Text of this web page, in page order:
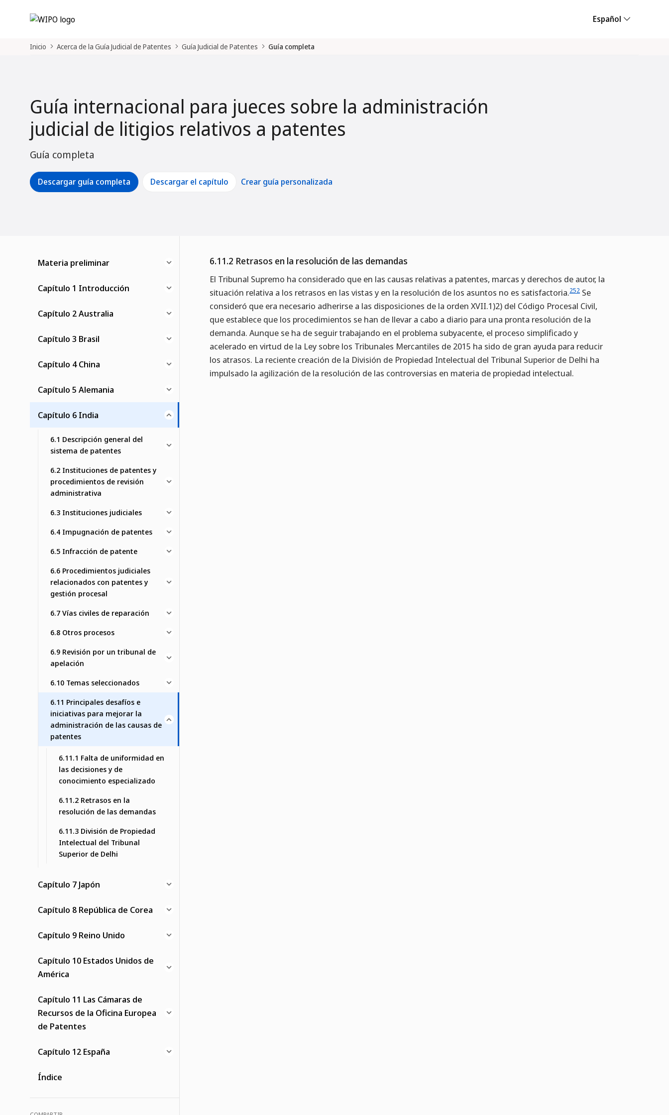
Español
Inicio Acerca de la Guía Judicial de Patentes Guía Judicial de Patentes Guía completa
Guía internacional para jueces sobre la administración
judicial de litigios relativos a patentes
Guía completa
Descargar guía completa Descargar el capítulo Crear guía personalizada
Materia preliminar
Capítulo 1 Introducción
Capítulo 2 Australia
Capítulo 3 Brasil
Capítulo 4 China
Capítulo 5 Alemania
Capítulo 6 India
6.1 Descripción general del
sistema de patentes
6.2 Instituciones de patentes y
procedimientos de revisión
administrativa
6.3 Instituciones judiciales
6.4 Impugnación de patentes
6.5 Infracción de patente
6.6 Procedimientos judiciales
relacionados con patentes y
gestión procesal
6.7 Vías civiles de reparación
6.8 Otros procesos
6.9 Revisión por un tribunal de
apelación
6.10 Temas seleccionados
6.11 Principales desafíos e
iniciativas para mejorar la
administración de las causas de
patentes
6.11.1 Falta de uniformidad en
las decisiones y de
conocimiento especializado
6.11.2 Retrasos en la
resolución de las demandas
6.11.3 División de Propiedad
Intelectual del Tribunal
Superior de Delhi
Capítulo 7 Japón
Capítulo 8 República de Corea
Capítulo 9 Reino Unido
Capítulo 10 Estados Unidos de
América
Capítulo 11 Las Cámaras de
Recursos de la Oficina Europea
de Patentes
Capítulo 12 España
Índice
6.11.2 Retrasos en la resolución de las demandas
El Tribunal Supremo ha considerado que en las causas relativas a patentes, marcas y derechos de autor, la
situación relativa a los retrasos en las vistas y en la resolución de los asuntos no es satisfactoria.252 Se
consideró que era necesario adherirse a las disposiciones de la orden XVII.1)2) del Código Procesal Civil,
que establece que los procedimientos se han de llevar a cabo a diario para una pronta resolución de la
demanda. Aunque se ha de seguir trabajando en el problema subyacente, el proceso simplificado y
acelerado en virtud de la Ley sobre los Tribunales Mercantiles de 2015 ha sido de gran ayuda para reducir
los atrasos. La reciente creación de la División de Propiedad Intelectual del Tribunal Superior de Delhi ha
impulsado la agilización de la resolución de las controversias en materia de propiedad intelectual.